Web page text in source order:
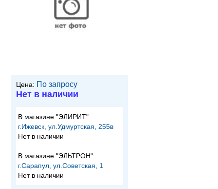
Цена: По запросу
Нет в наличии
В магазине "ЭЛИРИТ"
г.Ижевск, ул.Удмуртская, 255в
Нет в наличии
В магазине "ЭЛЬТРОН"
г.Сарапул, ул.Советская, 1
Нет в наличии